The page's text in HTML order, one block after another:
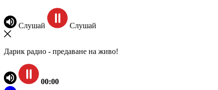
Слушай Слушай
Дарик радио - предаване на живо!
00:00